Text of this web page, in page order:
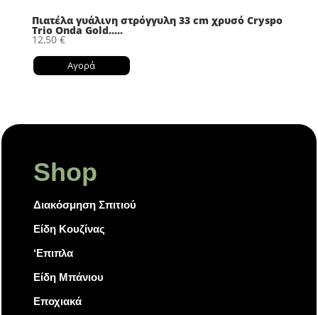
Πιατέλα γυάλινη στρόγγυλη 33 cm χρυσό Cryspo
Trio Onda Gold.....
12,50 €
Αγορά
Shop
Διακόσμηση Σπιτιού
Είδη Κουζίνας
‘Επιπλα
Είδη Μπάνιου
Εποχιακά